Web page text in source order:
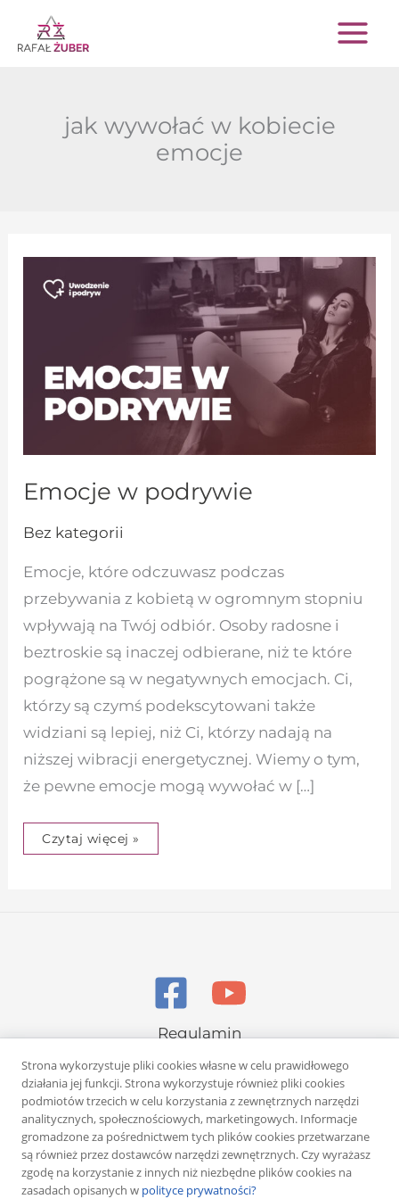
Przejdź
do
jak wywołać w kobiecie
emocje
Emocje w podrywie
Bez kategorii
Emocje, które odczuwasz podczas
przebywania z kobietą w ogromnym stopniu
wpływają na Twój odbiór. Osoby radosne i
beztroskie są inaczej odbierane, niż te które
pogrążone są w negatywnych emocjach. Ci,
którzy są czymś podekscytowani także
widziani są lepiej, niż Ci, którzy nadają na
niższej wibracji energetycznej. Wiemy o tym,
że pewne emocje mogą wywołać w […]
Emocje
podrywie
Czytaj więcej »
Regulamin
Polityka prywatności
Copyright © 2026 Rafał Żuber
Strona wykorzystuje pliki cookies własne w celu prawidłowego
działania jej funkcji. Strona wykorzystuje również pliki cookies
podmiotów trzecich w celu korzystania z zewnętrznych narzędzi
analitycznych, społecznościowych, marketingowych. Informacje
gromadzone za pośrednictwem tych plików cookies przetwarzane
są również przez dostawców narzędzi zewnętrznych. Czy wyrażasz
zgodę na korzystanie z innych niż niezbędne plików cookies na
zasadach opisanych w polityce prywatności?